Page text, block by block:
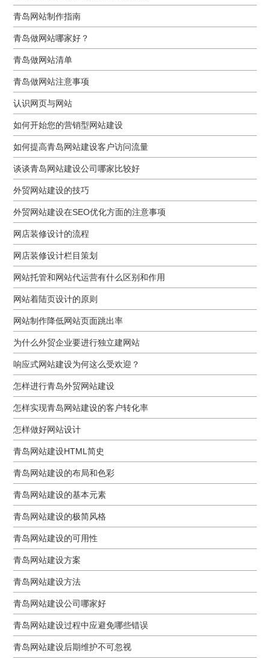
青岛网站制作指南
青岛做网站哪家好？
青岛做网站清单
青岛做网站注意事项
认识网页与网站
如何开始您的营销型网站建设
如何提高青岛网站建设客户访问流量
谈谈青岛网站建设公司哪家比较好
外贸网站建设的技巧
外贸网站建设在SEO优化方面的注意事项
网店装修设计的流程
网店装修设计栏目策划
网站托管和网站代运营有什么区别和作用
网站着陆页设计的原则
网站制作降低网站页面跳出率
为什么外贸企业要进行独立建网站
响应式网站建设为何这么受欢迎？
怎样进行青岛外贸网站建设
怎样实现青岛网站建设的客户转化率
怎样做好网站设计
青岛网站建设HTML简史
青岛网站建设的布局和色彩
青岛网站建设的基本元素
青岛网站建设的极简风格
青岛网站建设的可用性
青岛网站建设方案
青岛网站建设方法
青岛网站建设公司哪家好
青岛网站建设过程中应避免哪些错误
青岛网站建设后期维护不可忽视